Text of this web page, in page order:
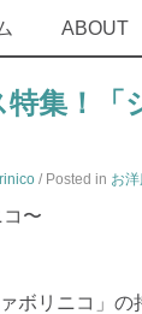
ABOUT
集！「
/ Posted in お
〜
ボリニコ」の